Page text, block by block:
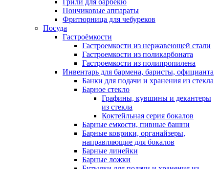
Грили для барбекю
Пончиковые аппараты
Фритюрница для чебуреков
Посуда
Гастроёмкости
Гастроемкости из нержавеющей стали
Гастроемкости из поликарбоната
Гастроемкости из полипропилена
Инвентарь для бармена, баристы, официанта
Банки для подачи и хранения из стекла
Барное стекло
Графины, кувшины и декантеры
из стекла
Коктейльная серия бокалов
Барные емкости, пивные башни
Барные коврики, органайзеры,
направляющие для бокалов
Барные линейки
Барные ложки